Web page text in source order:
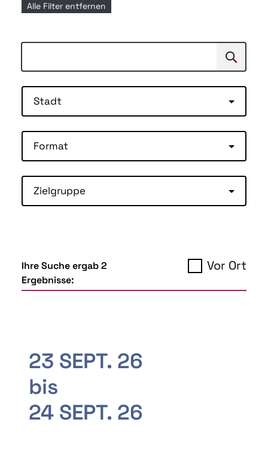
Alle Filter entfernen
Suchen
Stadt
Format
Zielgruppe
Ihre Suche ergab 2
Ergebnisse:
Vor Ort
23 SEPT. 26
bis
24 SEPT. 26